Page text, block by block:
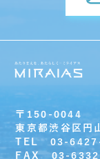
〒150-0044
東京都渋谷区
TEL 03-
FAX 03-